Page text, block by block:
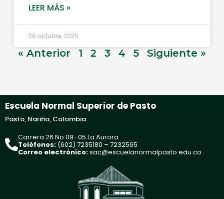
LEER MÁS »
28 octubre, 2025
« Anterior 1 2 3 4 5 Siguiente »
Escuela Normal Superior de Pasto
Pasto, Nariño, Colombia
Carrera 26 No 09–05 La Aurora
Teléfonos: (602) 7235180 – 7232565
Correo electrónico:sac@escuelanormalpasto.edu.co